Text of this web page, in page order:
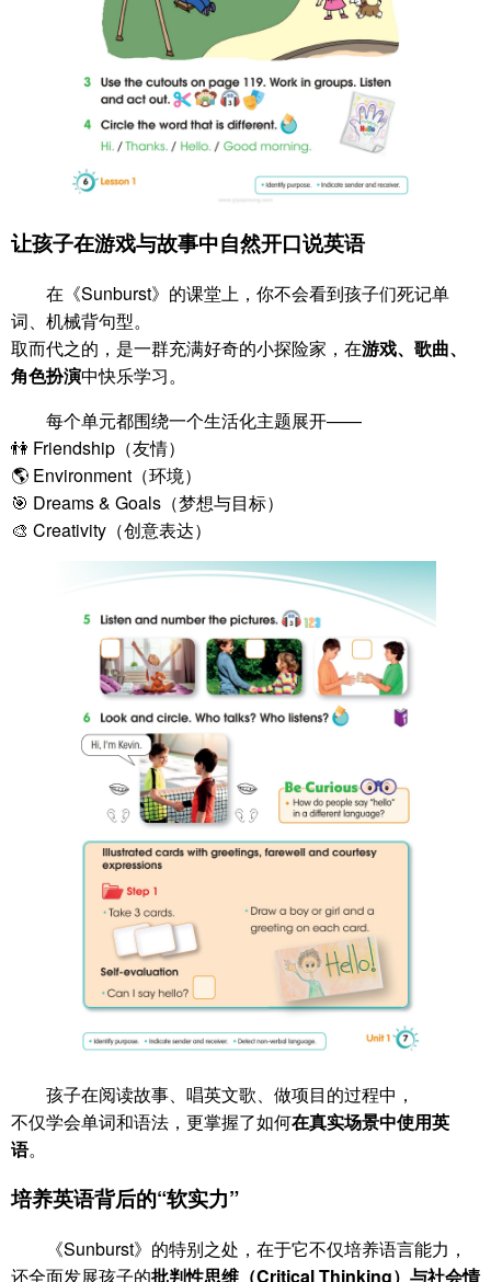
让孩子在游戏与故事中自然开口说英语
在《Sunburst》的课堂上，你不会看到孩子们死记单
词、机械背句型。
取而代之的，是一群充满好奇的小探险家，在游戏、歌曲、
角色扮演中快乐学习。
每个单元都围绕一个生活化主题展开——
👫 Friendship（友情）
🌎 Environment（环境）
🎯 Dreams & Goals（梦想与目标）
🎨 Creativity（创意表达）
孩子在阅读故事、唱英文歌、做项目的过程中，
不仅学会单词和语法，更掌握了如何在真实场景中使用英
语。
培养英语背后的“软实力”
《Sunburst》的特别之处，在于它不仅培养语言能力，
还全面发展孩子的批判性思维（Critical Thinking）与社会情